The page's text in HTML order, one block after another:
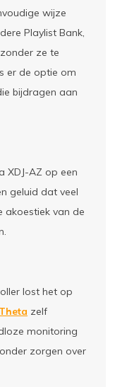
wijze
Playlist Bank,
ze te
er de optie om
bijdragen aan
XDJ-AZ op een
geluid dat veel
akoestiek van de
lost het op
zelf
monitoring
zorgen over